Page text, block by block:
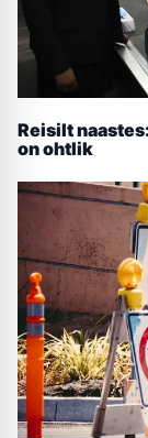
Reisilt
on ohtlik